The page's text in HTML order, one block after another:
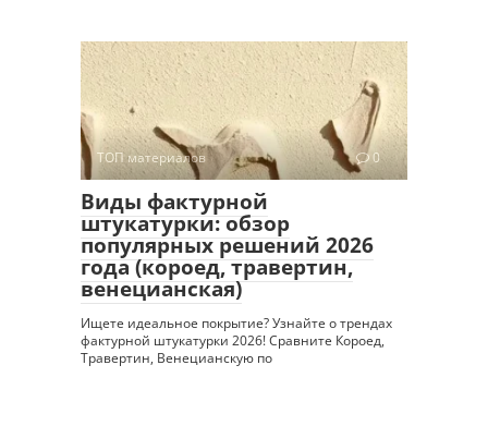
ТОП материалов 0
Виды фактурной
штукатурки: обзор
популярных решений 2026
года (короед, травертин,
венецианская)
Ищете идеальное покрытие? Узнайте о трендах
фактурной штукатурки 2026! Сравните Короед,
Травертин, Венецианскую по